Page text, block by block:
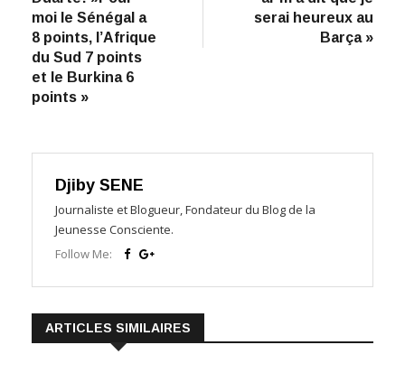
l’article
moi le Sénégal a
8 points, l’Afrique
du Sud 7 points
et le Burkina 6
points »
serai heureux au
Barça »
Djiby SENE
Journaliste et Blogueur, Fondateur du Blog de la
Jeunesse Consciente.
Follow Me:
ARTICLES SIMILAIRES